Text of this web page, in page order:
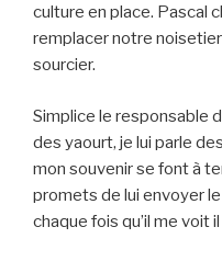
culture en place. Pascal
remplacer notre
sourcier.
Simplice le responsable
des yaourt, je lui parle
mon souvenir se font à
promets de lui envoyer
chaque fois qu’il me voit il